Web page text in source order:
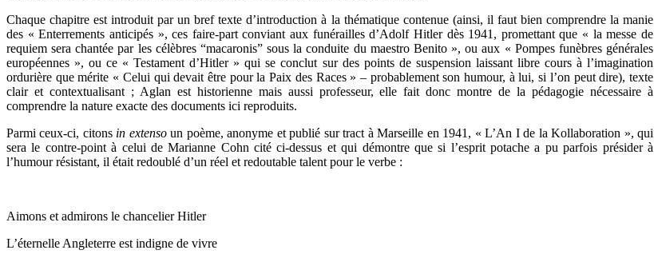
Chaque chapitre est introduit par un bref texte d’introduction à la thématique contenue (ainsi, il faut bien comprendre la manie
des « Enterrements anticipés », ces faire-part conviant aux funérailles d’Adolf Hitler dès 1941, promettant que « la messe de
requiem sera chantée par les célèbres “macaronis” sous la conduite du maestro Benito », ou aux « Pompes funèbres générales
européennes », ou ce « Testament d’Hitler » qui se conclut sur des points de suspension laissant libre cours à l’imagination
ordurière que mérite « Celui qui devait être pour la Paix des Races » – probablement son humour, à lui, si l’on peut dire), texte
clair et contextualisant ; Aglan est historienne mais aussi professeur, elle fait donc montre de la pédagogie nécessaire à
comprendre la nature exacte des documents ici reproduits.
Parmi ceux-ci, citons in extensoun poème, anonyme et publié sur tract à Marseille en 1941, « L’An I de la Kollaboration », qui
sera le contre-point à celui de Marianne Cohn cité ci-dessus et qui démontre que si l’esprit potache a pu parfois présider à
l’humour résistant, il était redoublé d’un réel et redoutable talent pour le verbe :
Aimons et admirons le chancelier Hitler
L’éternelle Angleterre est indigne de vivre